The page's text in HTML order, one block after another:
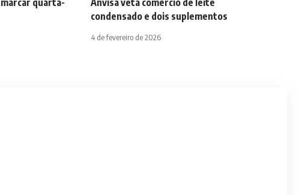
condensado e dois suplementos
4 de fevereiro de 2026